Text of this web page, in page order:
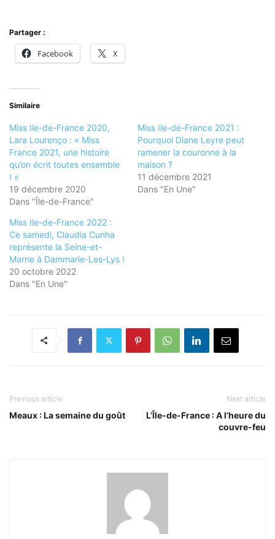
Partager :
Facebook X
Similaire
Miss Ile-de-France 2020,
Lara Lourenço : « Miss
France 2021, une histoire
qu’on écrit toutes ensemble
! »
19 décembre 2020
Dans "Île-de-France"
Miss Ile-de-France 2021 :
Pourquoi Diane Leyre peut
ramener la couronne à la
maison ?
11 décembre 2021
Dans "En Une"
Miss Ile-de-France 2022 :
Ce samedi, Claudia Cunha
représente la Seine-et-
Marne à Dammarie-Les-Lys !
20 octobre 2022
Dans "En Une"
Previous article
Meaux : La semaine du goût
Next article
L’Île-de-France : A l’heure du
couvre-feu